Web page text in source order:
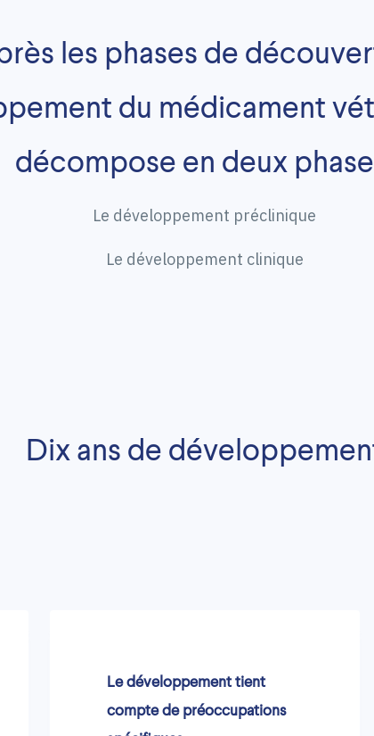
les phases de
du médicament
décompose en deux
Le développement préclinique
Le développement clinique
Dix ans de
Le développement tient
compte de préoccupations